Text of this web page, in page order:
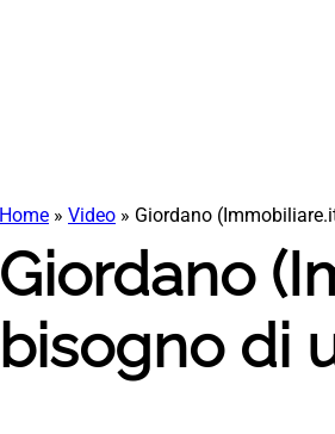
Home » Video » Giordano
Giordano
bisogno di